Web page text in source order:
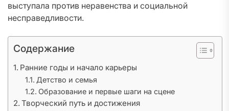
выступала против неравенства и социальной
несправедливости.
Содержание
Ранние годы и начало карьеры
Детство и семья
Образование и первые шаги на сцене
Творческий путь и достижения